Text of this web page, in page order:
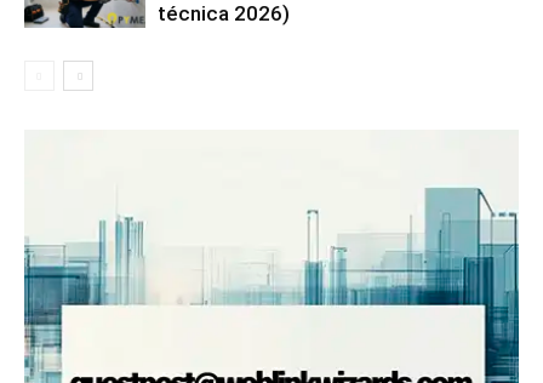
técnica 2026)